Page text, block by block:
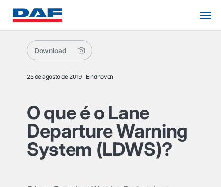
Download
25 de agosto de 2019 Eindhoven
O que é o Lane
Departure Warning
System (LDWS)?